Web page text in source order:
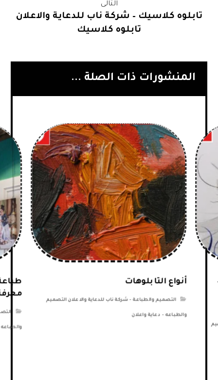
التالى
تابلوه كلاسيك – شركة ناب للدعاية والاعلان
تابلوه كلاسيك
المنشورات ذات الصلة ...
أنواع التابلوهات
التصميم والطباعة - شركة ناب للدعاية والاعلان التصميم
والطباعه - دعاية واعلان